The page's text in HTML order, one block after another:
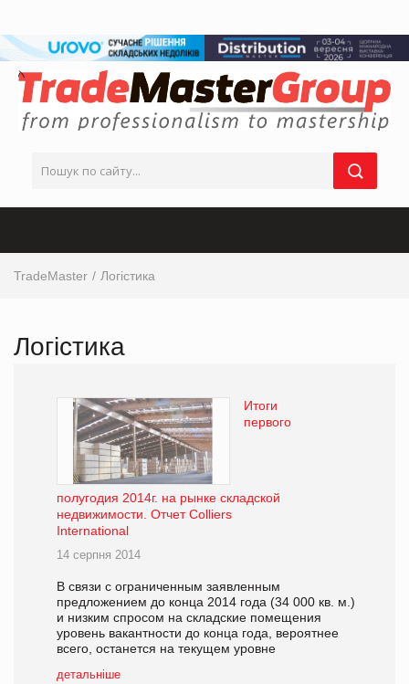
TradeMaster Логістика
Логістика
Итоги
первого
полугодия 2014г. на рынке складской
недвижимости. Отчет Colliers
International
14 серпня 2014
В связи с ограниченным заявленным
предложением до конца 2014 года (34 000 кв. м.)
и низким спросом на складские помещения
уровень вакантности до конца года, вероятнее
всего, останется на текущем уровне
детальніше